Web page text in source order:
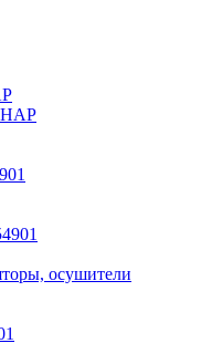
осушители